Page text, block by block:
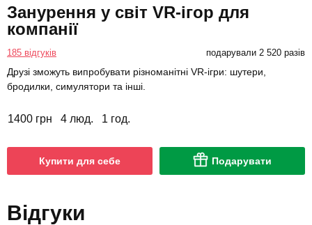
Занурення у світ VR-ігор для
компанії
185 відгуків подарували 2 520 разів
Друзі зможуть випробувати різноманітні VR-ігри: шутери,
бродилки, симулятори та інші.
1400 грн 4 люд. 1 год.
Купити для себе Подарувати
Відгуки